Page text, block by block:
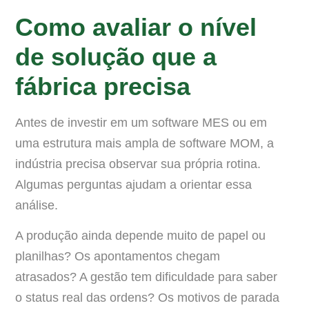
Como avaliar o nível
de solução que a
fábrica precisa
Antes de investir em um software MES ou em
uma estrutura mais ampla de software MOM, a
indústria precisa observar sua própria rotina.
Algumas perguntas ajudam a orientar essa
análise.
A produção ainda depende muito de papel ou
planilhas? Os apontamentos chegam
atrasados? A gestão tem dificuldade para saber
o status real das ordens? Os motivos de parada